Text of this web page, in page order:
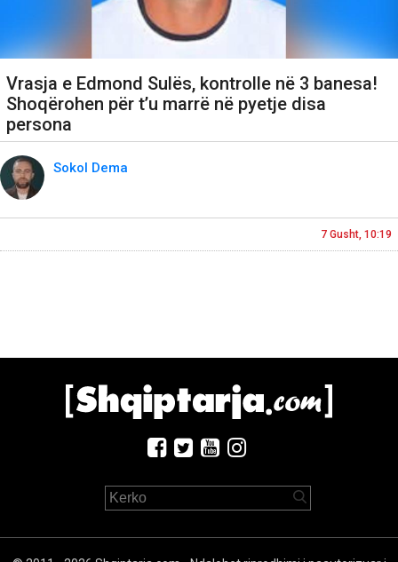
Vrasja e Edmond Sulës, kontrolle në 3 banesa!
Shoqërohen për t’u marrë në pyetje disa
persona
Sokol Dema
7 Gusht, 10:19